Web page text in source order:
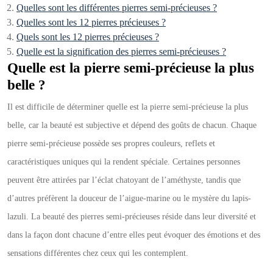
Quelles sont les différentes pierres semi-précieuses ?
Quelles sont les 12 pierres précieuses ?
Quels sont les 12 pierres précieuses ?
Quelle est la signification des pierres semi-précieuses ?
Quelle est la pierre semi-précieuse la plus
belle ?
Il est difficile de déterminer quelle est la pierre semi-précieuse la plus
belle, car la beauté est subjective et dépend des goûts de chacun. Chaque
pierre semi-précieuse possède ses propres couleurs, reflets et
caractéristiques uniques qui la rendent spéciale. Certaines personnes
peuvent être attirées par l’éclat chatoyant de l’améthyste, tandis que
d’autres préfèrent la douceur de l’aigue-marine ou le mystère du lapis-
lazuli. La beauté des pierres semi-précieuses réside dans leur diversité et
dans la façon dont chacune d’entre elles peut évoquer des émotions et des
sensations différentes chez ceux qui les contemplent.